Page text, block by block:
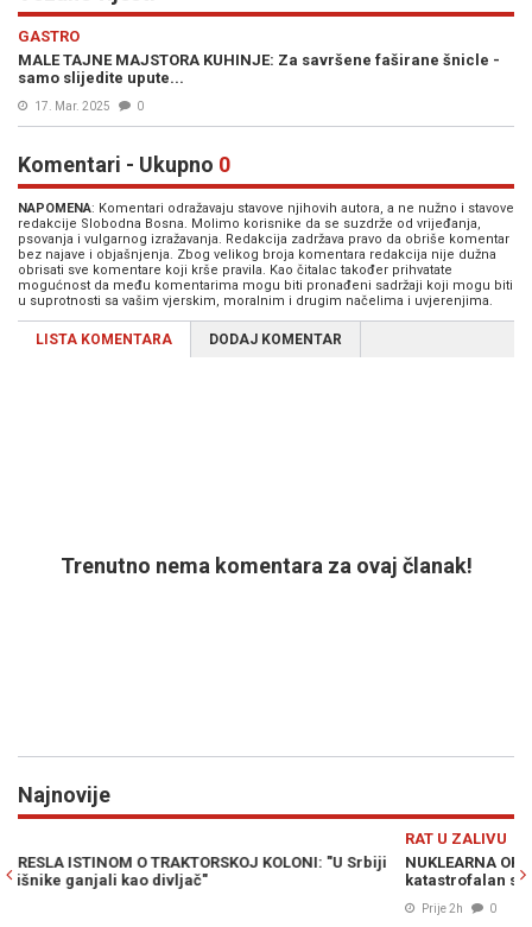
GASTRO
MALE TAJNE MAJSTORA KUHINJE: Za savršene faširane šnicle -
samo slijedite upute...
17. Mar. 2025 0
Komentari - Ukupno 0
NAPOMENA: Komentari odražavaju stavove njihovih autora, a ne nužno i stavove
redakcije Slobodna Bosna. Molimo korisnike da se suzdrže od vrijeđanja,
psovanja i vulgarnog izražavanja. Redakcija zadržava pravo da obriše komentar
bez najave i objašnjenja. Zbog velikog broja komentara redakcija nije dužna
obrisati sve komentare koji krše pravila. Kao čitalac također prihvatate
mogućnost da među komentarima mogu biti pronađeni sadržaji koji mogu biti
u suprotnosti sa vašim vjerskim, moralnim i drugim načelima i uvjerenjima.
LISTA KOMENTARA DODAJ KOMENTAR
Trenutno nema komentara za ovaj članak!
Najnovije
NUKLEARNA OPCIJA NA STOLU: Wilkerson upozorava na
katastrofalan scenario u ratu sa Iranom